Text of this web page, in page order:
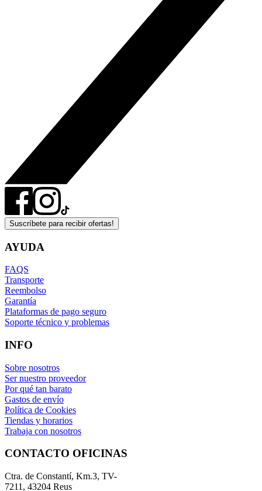
Suscríbete para recibir ofertas!
AYUDA
FAQS
Transporte
Reembolso
Garantía
Plataformas de pago seguro
Soporte técnico y problemas
INFO
Sobre nosotros
Ser nuestro proveedor
Por qué tan barato
Gastos de envío
Política de Cookies
Tiendas y horarios
Trabaja con nosotros
CONTACTO OFICINAS
Ctra. de Constantí, Km.3, TV-
7211, 43204 Reus